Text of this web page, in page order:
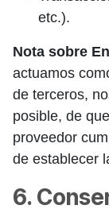
etc.).
Nota sobre
actuamos
de terceros,
posible, de
proveedor
de establecer
6.